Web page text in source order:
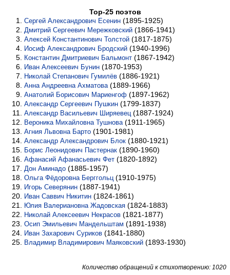
Top-25 поэтов
Сергей Александрович Есенин (1895-1925)
Дмитрий Сергеевич Мережковский (1866-1941)
Алексей Константинович Толстой (1817-1875)
Иосиф Александрович Бродский (1940-1996)
Константин Дмитриевич Бальмонт (1867-1942)
Иван Алексеевич Бунин (1870-1953)
Николай Степанович Гумилёв (1886-1921)
Анна Андреевна Ахматова (1889-1966)
Анатолий Борисович Мариенгоф (1897-1962)
Александр Сергеевич Пушкин (1799-1837)
Александр Васильевич Ширяевец (1887-1924)
Вероника Михайловна Тушнова (1911-1965)
Агния Львовна Барто (1901-1981)
Александр Александрович Блок (1880-1921)
Борис Леонидович Пастернак (1890-1960)
Афанасий Афанасьевич Фет (1820-1892)
Дон Аминадо (1885-1957)
Ольга Фёдоровна Берггольц (1910-1975)
Игорь Северянин (1887-1941)
Иван Саввич Никитин (1824-1861)
Юлия Валериановна Жадовская (1824-1883)
Николай Алексеевич Некрасов (1821-1877)
Осип Эмильевич Мандельштам (1891-1938)
Иван Захарович Суриков (1841-1880)
Владимир Владимирович Маяковский (1893-1930)
Количество обращений к стихотворению: 1020